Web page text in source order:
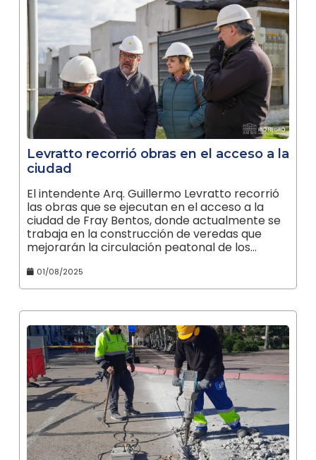
Levratto recorrió obras en el acceso a la
ciudad
El intendente Arq. Guillermo Levratto recorrió
las obras que se ejecutan en el acceso a la
ciudad de Fray Bentos, donde actualmente se
trabaja en la construcción de veredas que
mejorarán la circulación peatonal de los…
01/08/2025